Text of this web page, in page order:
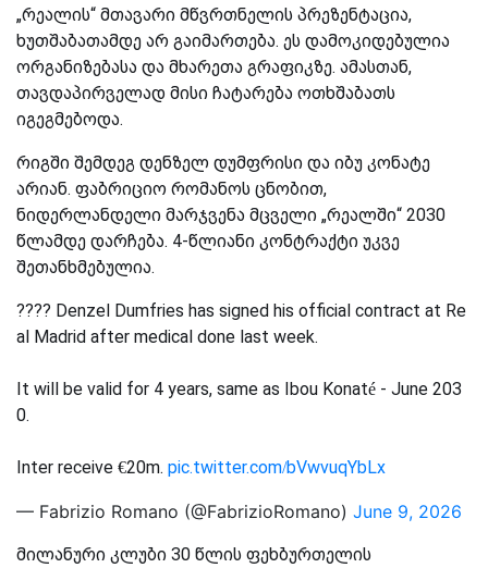
„რეალის“ მთავარი მწვრთნელის პრეზენტაცია,
ხუთშაბათამდე არ გაიმართება. ეს დამოკიდებულია
ორგანიზებასა და მხარეთა გრაფიკზე. ამასთან,
თავდაპირველად მისი ჩატარება ოთხშაბათს
იგეგმებოდა.
რიგში შემდეგ დენზელ დუმფრისი და იბუ კონატე
არიან. ფაბრიციო რომანოს ცნობით,
ნიდერლანდელი მარჯვენა მცველი „რეალში“ 2030
წლამდე დარჩება. 4-წლიანი კონტრაქტი უკვე
შეთანხმებულია.
???? Denzel Dumfries has signed his official contract at Re
al Madrid after medical done last week.
It will be valid for 4 years, same as Ibou Konaté - June 203
0.
Inter receive €20m. pic.twitter.com/bVwvuqYbLx
— Fabrizio Romano (@FabrizioRomano) June 9, 2026
მილანური კლუბი 30 წლის ფეხბურთელის